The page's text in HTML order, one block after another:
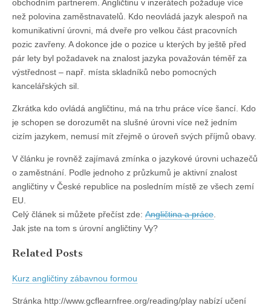
obchodním partnerem. Angličtinu v inzerátech požaduje více
než polovina zaměstnavatelů. Kdo neovládá jazyk alespoň na
komunikativní úrovni, má dveře pro velkou část pracovních
pozic zavřeny. A dokonce jde o pozice u kterých by ještě před
pár lety byl požadavek na znalost jazyka považován téměř za
výstřednost – např. místa skladníků nebo pomocných
kancelářských sil.
Zkrátka kdo ovládá angličtinu, má na trhu práce více šancí. Kdo
je schopen se dorozumět na slušné úrovni více než jedním
cizím jazykem, nemusí mít zřejmě o úroveň svých příjmů obavy.
V článku je rovněž zajímavá zmínka o jazykové úrovni uchazečů
o zaměstnání. Podle jednoho z průzkumů je aktivní znalost
angličtiny v České republice na posledním místě ze všech zemí
EU.
Celý článek si můžete přečíst zde: Angličtina a práce
Jak jste na tom s úrovní angličtiny Vy?
Related Posts
Kurz angličtiny zábavnou formou
Stránka http://www.gcflearnfree.org/reading/play nabízí učení